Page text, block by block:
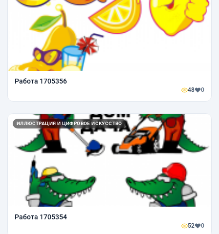
Работа 1705356
48 0
ИЛЛЮСТРАЦИЯ И ЦИФРОВОЕ ИСКУССТВО
Работа 1705354
52 0